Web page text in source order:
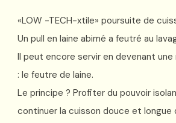
«LOW -TECH-xtile» poursuite de
Un pull en laine abimé a feutré au
Il peut encore servir en devenant
: le feutre de laine.
Le principe ? Profiter du pouvoir
continuer la cuisson douce et longue